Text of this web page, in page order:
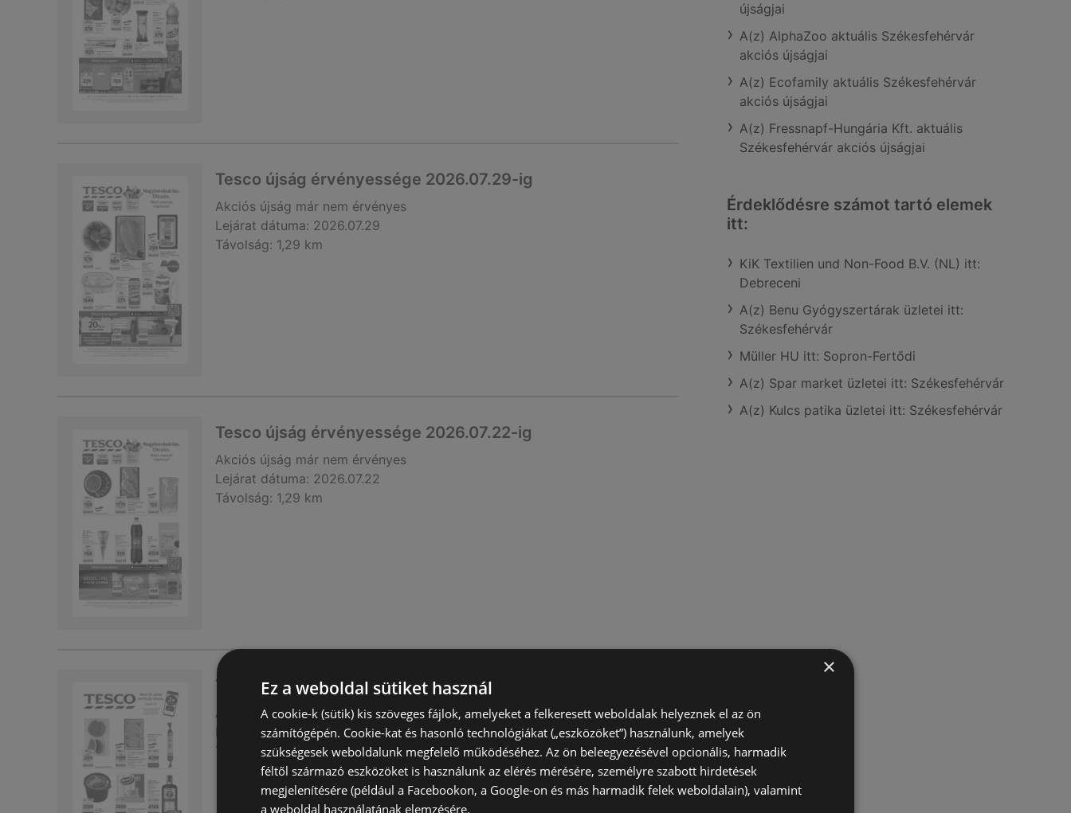
Tesco újság érvényessége 2026.07.29-ig
Akciós újság már nem érvényes
Lejárat dátuma: 2026.07.29
Távolság: 1,29 km
Tesco újság érvényessége 2026.07.22-ig
Akciós újság már nem érvényes
Lejárat dátuma: 2026.07.22
Távolság: 1,29 km
Tesco újság érvényessége 2026.07.15-ig
Akciós újság már nem érvényes
Lejárat dátuma: 2026.07.15
Távolság: 1,29 km
újságjai
A(z) AlphaZoo aktuális Székesfehérvár
akciós újságjai
A(z) Ecofamily aktuális Székesfehérvár
akciós újságjai
A(z) Fressnapf-Hungária Kft. aktuális
Székesfehérvár akciós újságjai
Érdeklődésre számot tartó elemek
itt:
KiK Textilien und Non-Food B.V. (NL) itt:
Debreceni
A(z) Benu Gyógyszertárak üzletei itt:
Székesfehérvár
Müller HU itt: Sopron-Fertődi
A(z) Spar market üzletei itt: Székesfehérvár
A(z) Kulcs patika üzletei itt: Székesfehérvár
×
Ez a weboldal sütiket használ
A cookie-k (sütik) kis szöveges fájlok, amelyeket a felkeresett weboldalak helyeznek el az ön
számítógépén. Cookie-kat és hasonló technológiákat („eszközöket”) használunk, amelyek
szükségesek weboldalunk megfelelő működéséhez. Az ön beleegyezésével opcionális, harmadik
féltől származó eszközöket is használunk az elérés mérésére, személyre szabott hirdetések
megjelenítésére (például a Facebookon, a Google-on és más harmadik felek weboldalain), valamint
a weboldal használatának elemzésére.